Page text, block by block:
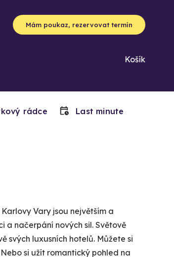
Mám poukaz, rezervovat termín
Košík
rádce Last minute
Vary jsou největším a
a načerpání nových sil. Světově
svých luxusních hotelů. Můžete si
si užít romantický pohled na